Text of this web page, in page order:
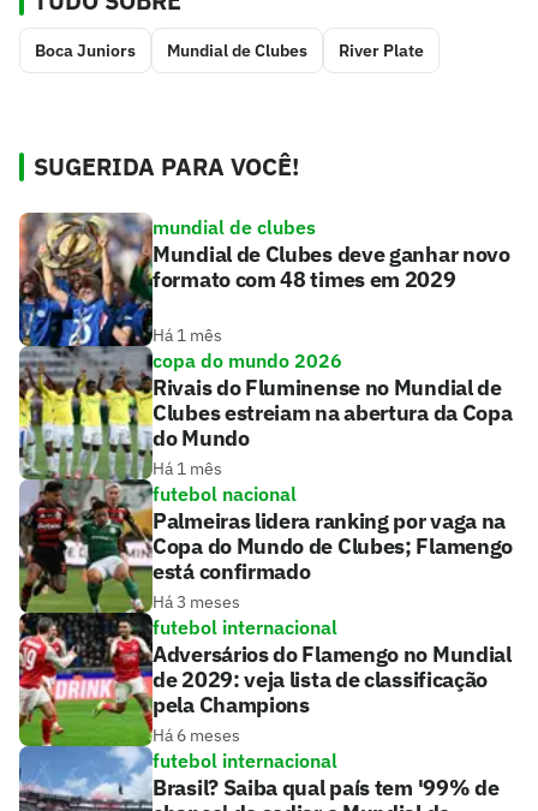
Boca Juniors Mundial de Clubes River Plate
SUGERIDA PARA VOCÊ!
mundial de clubes
Mundial de Clubes deve ganhar novo
formato com 48 times em 2029
Há 1 mês
copa do mundo 2026
Rivais do Fluminense no Mundial de
Clubes estreiam na abertura da Copa
do Mundo
Há 1 mês
futebol nacional
Palmeiras lidera ranking por vaga na
Copa do Mundo de Clubes; Flamengo
está confirmado
Há 3 meses
futebol internacional
Adversários do Flamengo no Mundial
de 2029: veja lista de classificação
pela Champions
Há 6 meses
futebol internacional
Brasil? Saiba qual país tem '99% de